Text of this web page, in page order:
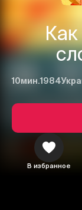
10мин.1984
В избранное